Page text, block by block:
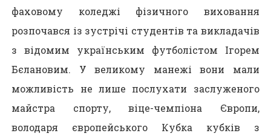
фаховому коледжі фізичного виховання
розпочався із зустрічі студентів та викладачів
з відомим українським футболістом Ігорем
Бєлановим. У великому манежі вони мали
можливість не лише послухати заслуженого
майстра спорту, віце-чемпіона Європи,
володаря європейського Кубка кубків з